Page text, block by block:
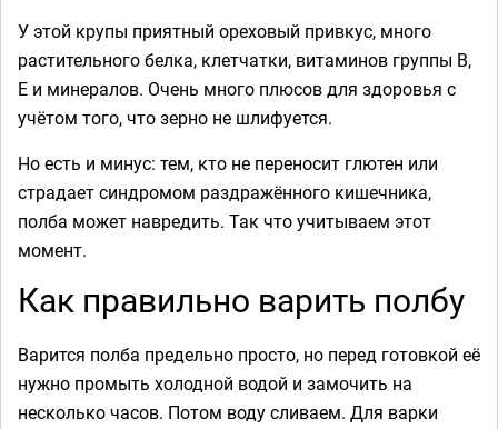
У этой крупы приятный ореховый привкус, много
растительного белка, клетчатки, витаминов группы В,
Е и минералов. Очень много плюсов для здоровья с
учётом того, что зерно не шлифуется.
Но есть и минус: тем, кто не переносит глютен или
страдает синдромом раздражённого кишечника,
полба может навредить. Так что учитываем этот
момент.
Как правильно варить полбу
Варится полба предельно просто, но перед готовкой её
нужно промыть холодной водой и замочить на
несколько часов. Потом воду сливаем. Для варки